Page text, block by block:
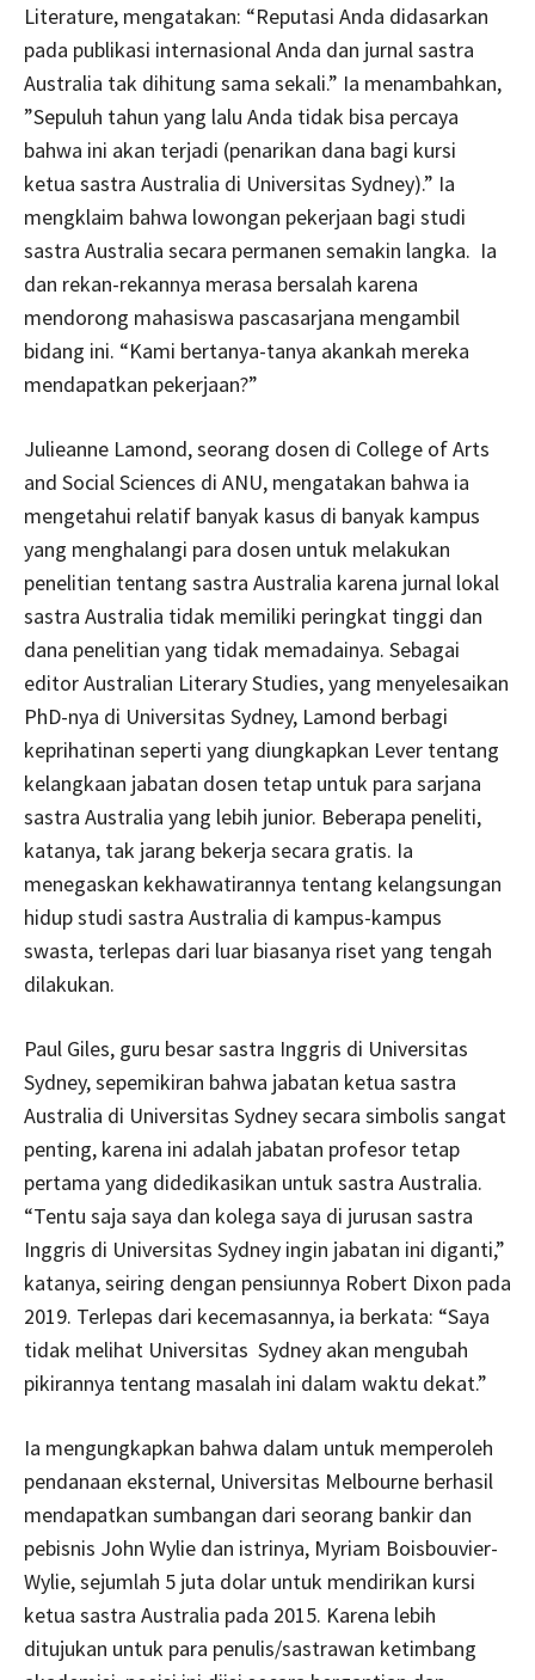
Literature, mengatakan: “Reputasi Anda didasarkan
pada publikasi internasional Anda dan jurnal sastra
Australia tak dihitung sama sekali.” Ia menambahkan,
”Sepuluh tahun yang lalu Anda tidak bisa percaya
bahwa ini akan terjadi (penarikan dana bagi kursi
ketua sastra Australia di Universitas Sydney).” Ia
mengklaim bahwa lowongan pekerjaan bagi studi
sastra Australia secara permanen semakin langka. Ia
dan rekan-rekannya merasa bersalah karena
mendorong mahasiswa pascasarjana mengambil
bidang ini. “Kami bertanya-tanya akankah mereka
mendapatkan pekerjaan?”
Julieanne Lamond, seorang dosen di College of Arts
and Social Sciences di ANU, mengatakan bahwa ia
mengetahui relatif banyak kasus di banyak kampus
yang menghalangi para dosen untuk melakukan
penelitian tentang sastra Australia karena jurnal lokal
sastra Australia tidak memiliki peringkat tinggi dan
dana penelitian yang tidak memadainya. Sebagai
editor Australian Literary Studies, yang menyelesaikan
PhD-nya di Universitas Sydney, Lamond berbagi
keprihatinan seperti yang diungkapkan Lever tentang
kelangkaan jabatan dosen tetap untuk para sarjana
sastra Australia yang lebih junior. Beberapa peneliti,
katanya, tak jarang bekerja secara gratis. Ia
menegaskan kekhawatirannya tentang kelangsungan
hidup studi sastra Australia di kampus-kampus
swasta, terlepas dari luar biasanya riset yang tengah
dilakukan.
Paul Giles, guru besar sastra Inggris di Universitas
Sydney, sepemikiran bahwa jabatan ketua sastra
Australia di Universitas Sydney secara simbolis sangat
penting, karena ini adalah jabatan profesor tetap
pertama yang didedikasikan untuk sastra Australia.
“Tentu saja saya dan kolega saya di jurusan sastra
Inggris di Universitas Sydney ingin jabatan ini diganti,”
katanya, seiring dengan pensiunnya Robert Dixon pada
2019. Terlepas dari kecemasannya, ia berkata: “Saya
tidak melihat Universitas Sydney akan mengubah
pikirannya tentang masalah ini dalam waktu dekat.”
Ia mengungkapkan bahwa dalam untuk memperoleh
pendanaan eksternal, Universitas Melbourne berhasil
mendapatkan sumbangan dari seorang bankir dan
pebisnis John Wylie dan istrinya, Myriam Boisbouvier-
Wylie, sejumlah 5 juta dolar untuk mendirikan kursi
ketua sastra Australia pada 2015. Karena lebih
ditujukan untuk para penulis/sastrawan ketimbang